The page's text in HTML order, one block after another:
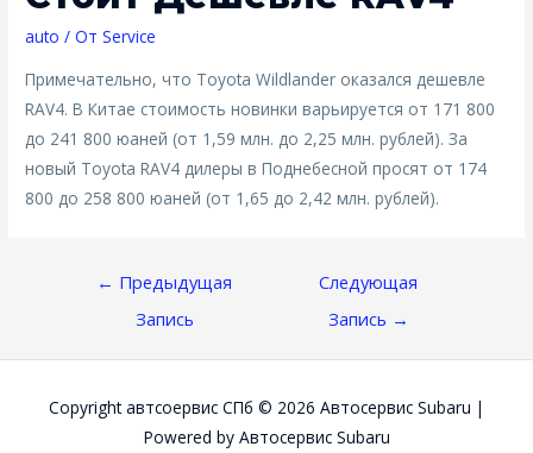
auto / От Service
Примечательно, что Toyota Wildlander оказался дешевле
RAV4. В Китае стоимость новинки варьируется от 171 800
до 241 800 юаней (от 1,59 млн. до 2,25 млн. рублей). За
новый Toyota RAV4 дилеры в Поднебесной просят от 174
800 до 258 800 юаней (от 1,65 до 2,42 млн. рублей).
Навигация
Записям
← Предыдущая
Запись
Следующая
Запись →
Copyright автсоервис СПб © 2026 Автосервис Subaru |
Powered by Автосервис Subaru